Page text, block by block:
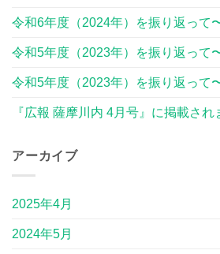
令和6年度（2024年）を振り返って
令和5年度（2023年）を振り返って
令和5年度（2023年）を振り返って
『広報 薩摩川内 4月号』に掲載され
アーカイブ
2025年4月
2024年5月